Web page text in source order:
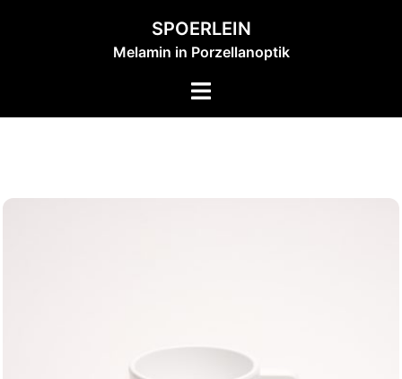
SPOERLEIN
Melamin in Porzellanoptik
Menü